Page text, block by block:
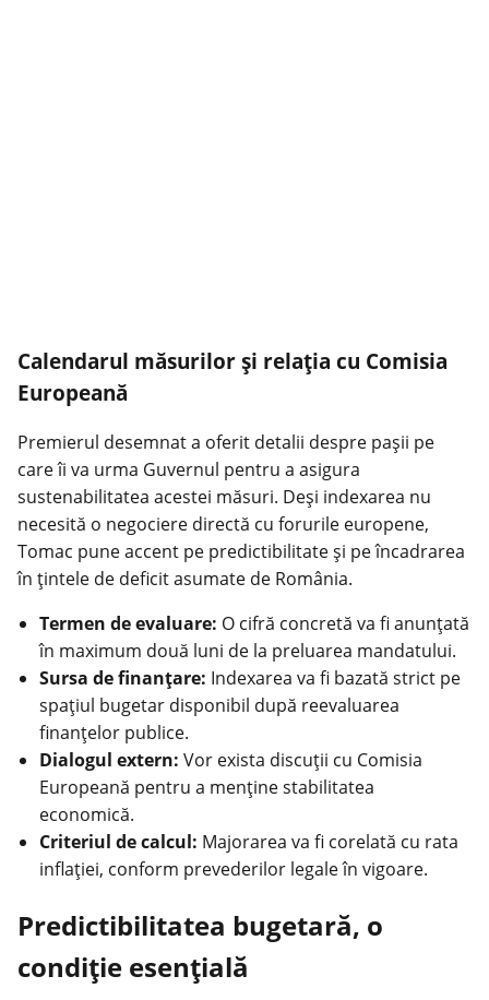
Calendarul măsurilor și relația cu Comisia
Europeană
Premierul desemnat a oferit detalii despre pașii pe
care îi va urma Guvernul pentru a asigura
sustenabilitatea acestei măsuri. Deși indexarea nu
necesită o negociere directă cu forurile europene,
Tomac pune accent pe predictibilitate și pe încadrarea
în țintele de deficit asumate de România.
Termen de evaluare: O cifră concretă va fi anunțată
în maximum două luni de la preluarea mandatului.
Sursa de finanțare: Indexarea va fi bazată strict pe
spațiul bugetar disponibil după reevaluarea
finanțelor publice.
Dialogul extern: Vor exista discuții cu Comisia
Europeană pentru a menține stabilitatea
economică.
Criteriul de calcul: Majorarea va fi corelată cu rata
inflației, conform prevederilor legale în vigoare.
Predictibilitatea bugetară, o
condiție esențială